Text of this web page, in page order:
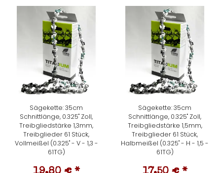
Sägekette: 35cm
Schnittlänge, 0.325" Zoll,
Treibgliedstärke 1,3mm,
Treibglieder 61 Stück,
Vollmeißel (0.325" - V - 1,3 -
61TG)
Sägekette: 35cm
Schnittlänge, 0.325" Zoll,
Treibgliedstärke 1,5mm,
Treibglieder 61 Stück,
Halbmeißel (0.325" - H - 1,5 -
61TG)